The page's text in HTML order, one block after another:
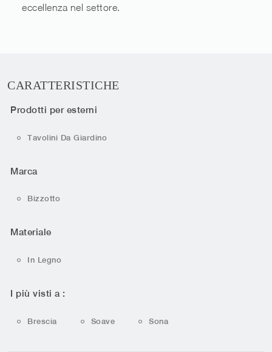
eccellenza nel settore.
CARATTERISTICHE
Prodotti per esterni
Tavolini Da Giardino
Marca
Bizzotto
Materiale
In Legno
I più visti a :
Brescia Soave Sona